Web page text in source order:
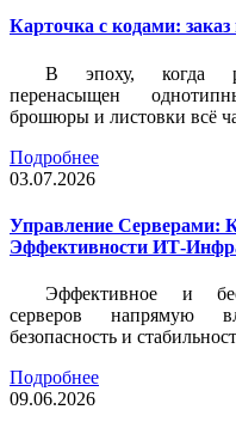
Карточка c кодами: заказ
В эпоху, когда
перенасыщен
брошюры и листовки всё
Подробнее
03.07.2026
Управление Серверами:
Эффективности ИТ-
Эффективное и
серверов напрямую
безопасность и
Подробнее
09.06.2026